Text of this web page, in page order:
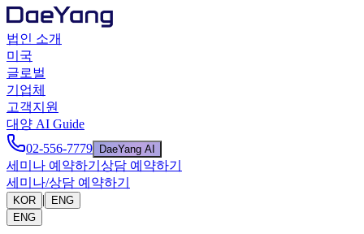
법인 소개
미국
글로벌
기업체
고객지원
대양 AI Guide
02-556-7779
DaeYang AI
세미나 예약하기 상담 예약하기
세미나/상담 예약하기
KOR |
ENG
ENG